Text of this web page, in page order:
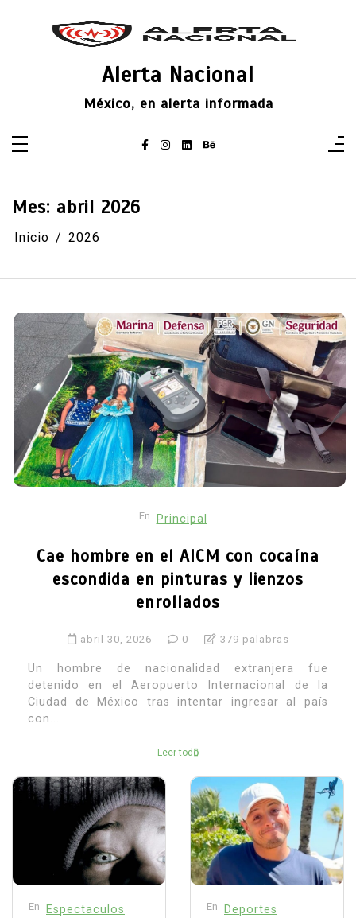
Alerta Nacional
México, en alerta informada
Mes: abril 2026
Inicio 2026
En Principal
Cae hombre en el AICM con cocaína
escondida en pinturas y lienzos
enrollados
abril 30, 2026 0 379 palabras
Un hombre de nacionalidad extranjera fue
detenido en el Aeropuerto Internacional de la
Ciudad de México tras intentar ingresar al país
con...
Leer todo
En
Espectaculos
En
Deportes